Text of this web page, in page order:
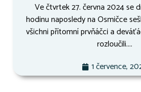
Ve čtvrtek 27. června 2024 se
hodinu naposledy na Osmičce
všichni přítomní prvňáčci a
rozloučili....
1 července,